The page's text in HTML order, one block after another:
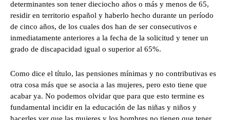
determinantes son tener dieciocho años o más y menos de 65,
residir en territorio español y haberlo hecho durante un período
de cinco años, de los cuales dos han de ser consecutivos e
inmediatamente anteriores a la fecha de la solicitud y tener un
grado de discapacidad igual o superior al 65%.
Como dice el título, las pensiones mínimas y no contributivas es
otra cosa más que se asocia a las mujeres, pero esto tiene que
acabar ya. No podemos olvidar que para que esto termine es
fundamental incidir en la educación de las niñas y niños y